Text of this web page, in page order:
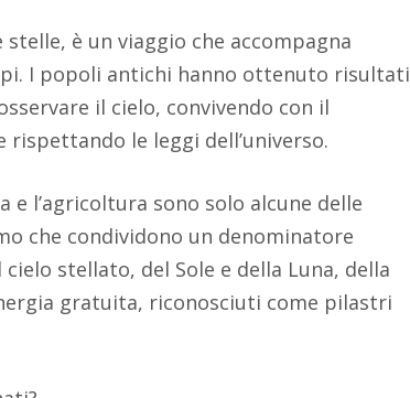
è un viaggio che accompagna
I popoli antichi hanno ottenuto risultati
il cielo, convivendo con il
rispettando le leggi dell’universo.
e l’agricoltura sono solo alcune delle
che condividono un denominatore
stellato, del Sole e della Luna, della
gratuita, riconosciuti come pilastri